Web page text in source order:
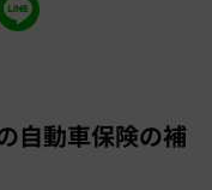
自動車保険の補